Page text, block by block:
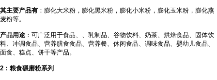
其主要产品有 ：膨化大米粉，膨化黑米粉，膨化小米粉，膨化玉米粉，膨化燕
麦粉等。
产品用途 ：可广泛用于食品、 、乳制品、谷物饮料、奶茶、烘焙食品、固体饮
料、冲调食品、营养膳食食品、营养餐、休闲食品、调味食品、婴幼儿食品、
面食、糕点、饼干等产品。
2 ：粮食碾磨粉系列